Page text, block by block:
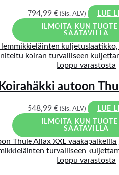
794,99 € (Sis. ALV)
LUE
ILMOITA KUN TUOTE
SAATAVILLA
Loppu varastosta
autoon
548,99 € (Sis. ALV)
LUE
ILMOITA KUN TUOTE
SAATAVILLA
Loppu varastosta